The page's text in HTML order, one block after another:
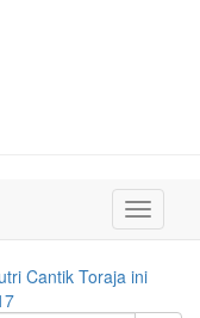
Toggle
Cantik Toraja ini